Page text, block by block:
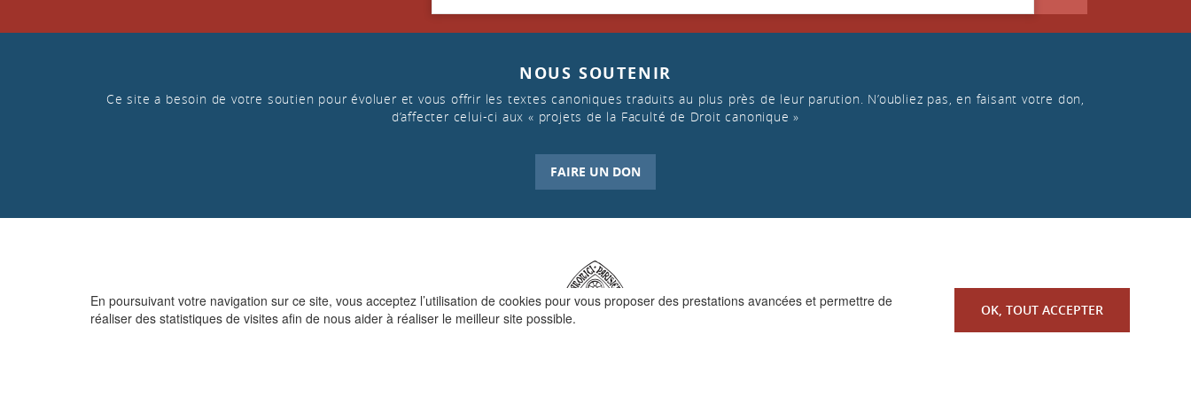
En poursuivant votre navigation sur ce site, vous acceptez l’utilisation de cookies pour vous proposer des prestations avancées et permettre de
réaliser des statistiques de visites afin de nous aider à réaliser le meilleur site possible.
OK, TOUT ACCEPTER
NOUS SOUTENIR
Ce site a besoin de votre soutien pour évoluer et vous offrir les textes canoniques traduits au plus près de leur parution. N’oubliez pas, en faisant votre don,
d’affecter celui-ci aux « projets de la Faculté de Droit canonique »
FAIRE UN DON